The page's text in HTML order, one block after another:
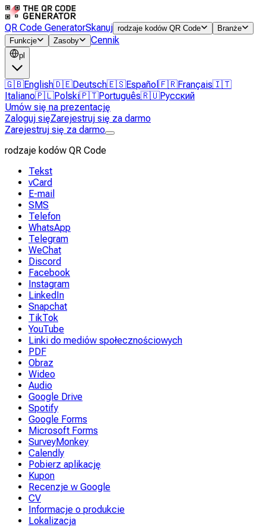
QR Code GeneratorSkanuj rodzaje kodów QR Code
Branże
Funkcje
Zasoby Cennik
pl
🇬🇧English🇩🇪Deutsch🇪🇸Español 🇫🇷Français🇮🇹
Italiano🇵🇱Polski🇵🇹Português🇷🇺Русский
Umów się na prezentację
Zaloguj sięZarejestruj się za darmo
Zarejestruj się za darmo
rodzaje kodów QR Code
Tekst
vCard
E-mail
SMS
Telefon
WhatsApp
Telegram
WeChat
Discord
Facebook
Instagram
LinkedIn
Snapchat
TikTok
YouTube
Linki do mediów społecznościowych
PDF
Obraz
Wideo
Audio
Google Drive
Spotify
Google Forms
Microsoft Forms
SurveyMonkey
Calendly
Pobierz aplikację
Kupon
Recenzje w Google
CV
Informacje o produkcie
Lokalizacja